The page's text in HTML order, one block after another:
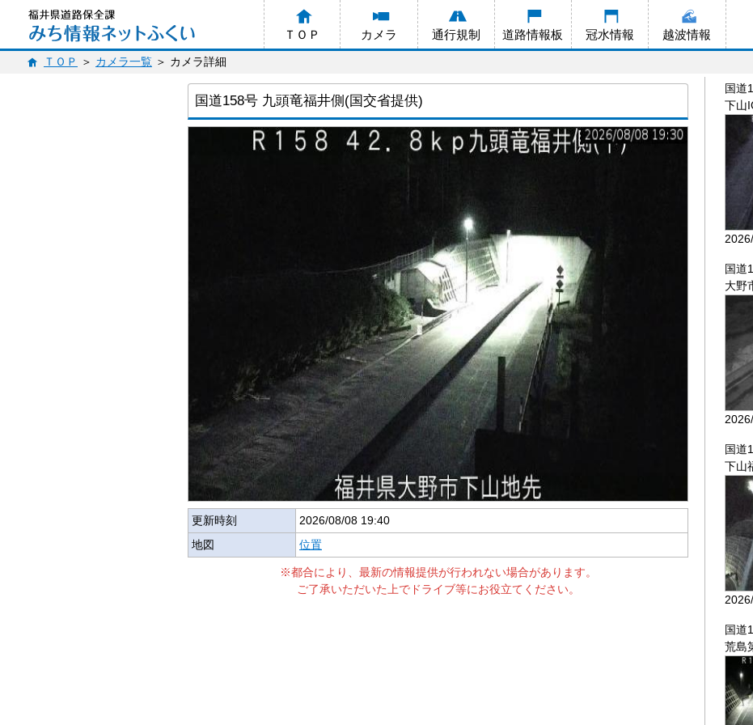
ＴＯＰ カメラ 通行規制 道路情報板 冠水情報 越波情報
ＴＯＰ カメラ一覧 カメラ詳細
国道158号 九頭竜福井側(国交省提供)
更新時刻
2026/08/08 19:40
地図
位置
※都合により、最新の情報提供が行われない場合があります。
ご了承いただいた上でドライブ等にお役立てください。
国道
下山
国道
大野
国道
下山
国道
荒島